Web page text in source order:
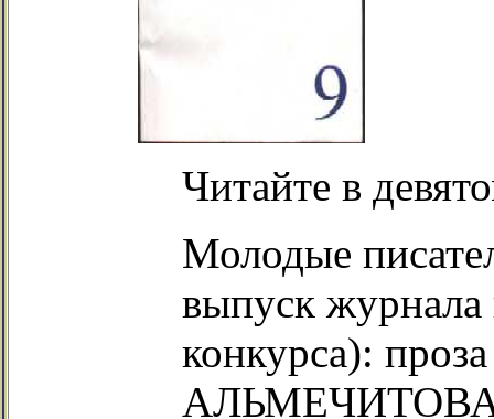
Читайте в
Молодые
выпуск журнала
конкурса):